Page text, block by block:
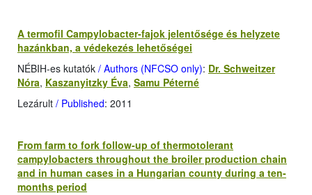
A termofil Campylobacter-fajok jelentősége és helyzete
hazánkban, a védekezés lehetőségei
NÉBIH-es kutatók / Authors (NFCSO only): Dr. Schweitzer
Nóra, Kaszanyitzky Éva, Samu Péterné
Lezárult / Published: 2011
From farm to fork follow-up of thermotolerant
campylobacters throughout the broiler production chain
and in human cases in a Hungarian county during a ten-
months period